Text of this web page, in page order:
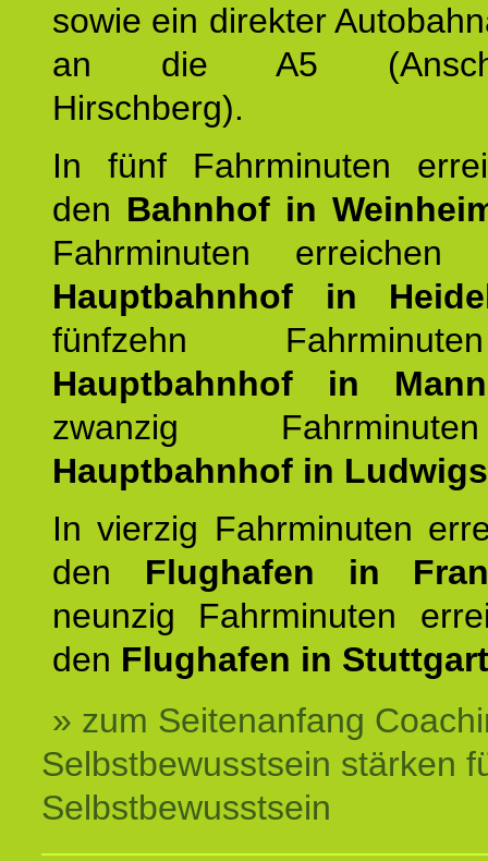
sowie ein direkter
an die A5
Hirschberg).
In fünf Fahrminuten
den Bahnhof in
Fahrminuten
Hauptbahnhof in
fünfzehn
Hauptbahnhof in
zwanzig
Hauptbahnhof in
In vierzig Fahrminuten
den Flughafen in
neunzig Fahrminuten
den Flughafen in
» zum Seitenanfang
Selbstbewusstsein stärken
Selbstbewusstsein